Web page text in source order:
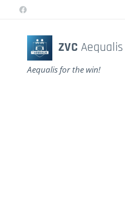
ZVCAequalis
Aequalis for the win!